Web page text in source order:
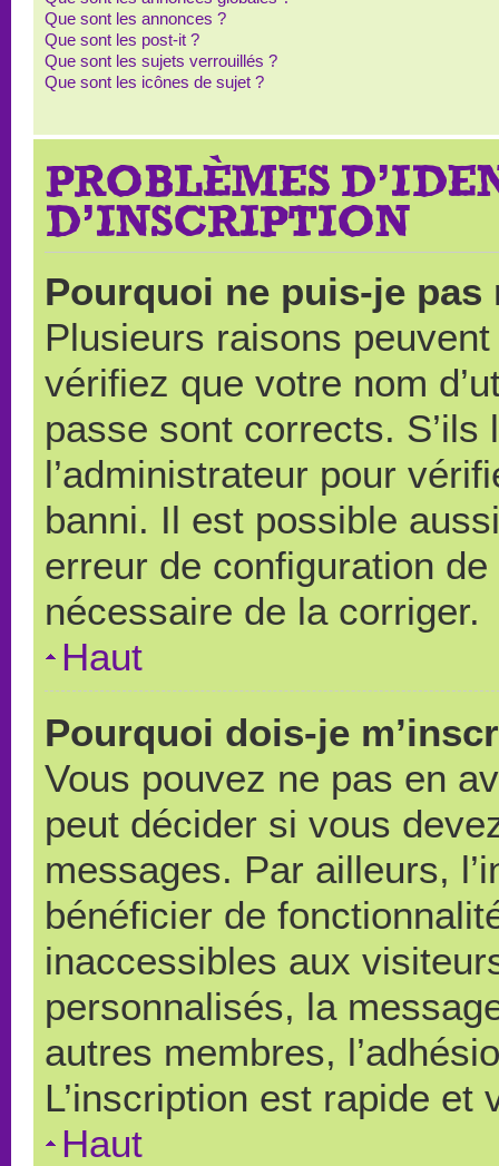
Que sont les annonces ?
Que sont les post-it ?
Que sont les sujets verrouillés ?
Que sont les icônes de sujet ?
PROBLÈMES
D’INSCRIPTION
Pourquoi ne puis-je pas
Plusieurs raisons
vérifiez que votre nom
passe sont corrects.
l’administrateur pour
banni. Il est possible
erreur de configuration
nécessaire de la corriger.
Haut
Pourquoi dois-je
Vous pouvez ne pas en
peut décider si vous
messages. Par ailleurs,
bénéficier de
inaccessibles aux
personnalisés, la
autres membres,
L’inscription est rapide et
Haut